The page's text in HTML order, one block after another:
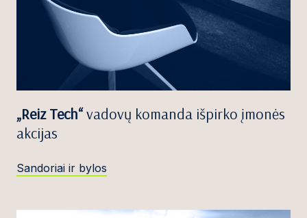
„Reiz Tech“vadovų komanda išpirko įmonės
akcijas
Sandoriai ir bylos